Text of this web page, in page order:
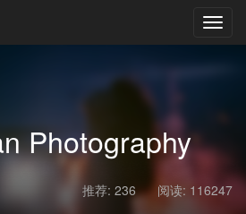
Photography
推荐: 236 阅读: 116247